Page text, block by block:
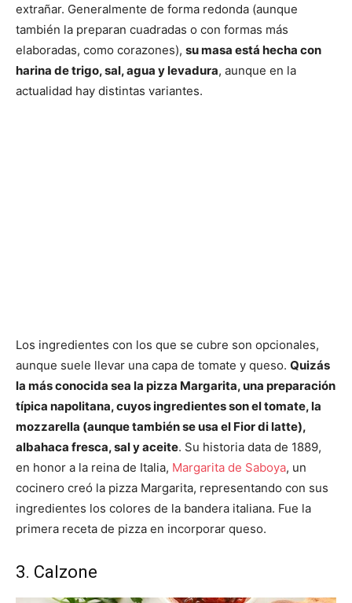
extrañar. Generalmente de forma redonda (aunque
también la preparan cuadradas o con formas más
elaboradas, como corazones), su masa está hecha con
harina de trigo, sal, agua y levadura, aunque en la
actualidad hay distintas variantes.
Los ingredientes con los que se cubre son opcionales,
aunque suele llevar una capa de tomate y queso. Quizás
la más conocida sea la pizza Margarita, una preparación
típica napolitana, cuyos ingredientes son el tomate, la
mozzarella (aunque también se usa el Fior di latte),
albahaca fresca, sal y aceite. Su historia data de 1889,
en honor a la reina de Italia, Margarita de Saboya, un
cocinero creó la pizza Margarita, representando con sus
ingredientes los colores de la bandera italiana. Fue la
primera receta de pizza en incorporar queso.
3. Calzone